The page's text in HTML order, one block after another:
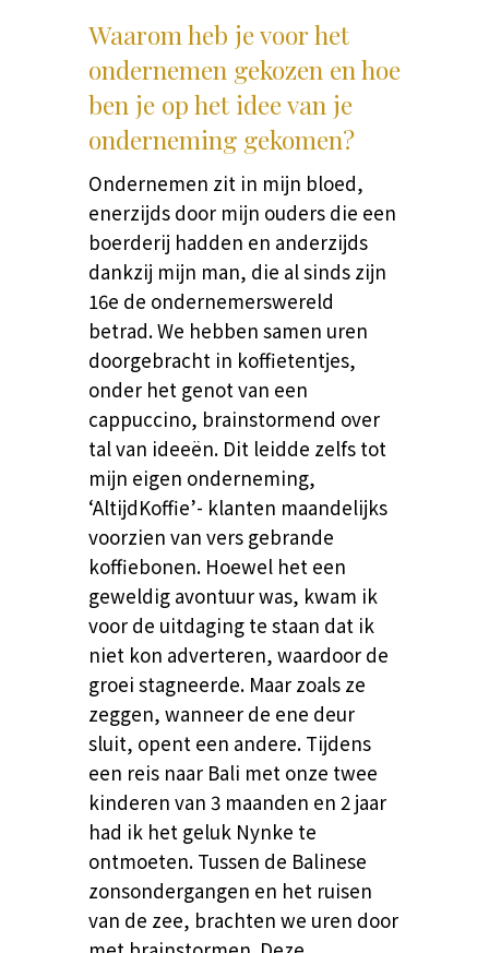
Waarom heb je voor het
ondernemen gekozen en hoe
ben je op het idee van je
onderneming gekomen?
Ondernemen zit in mijn bloed,
enerzijds door mijn ouders die een
boerderij hadden en anderzijds
dankzij mijn man, die al sinds zijn
16e de ondernemerswereld
betrad. We hebben samen uren
doorgebracht in koffietentjes,
onder het genot van een
cappuccino, brainstormend over
tal van ideeën. Dit leidde zelfs tot
mijn eigen onderneming,
‘AltijdKoffie’- klanten maandelijks
voorzien van vers gebrande
koffiebonen. Hoewel het een
geweldig avontuur was, kwam ik
voor de uitdaging te staan dat ik
niet kon adverteren, waardoor de
groei stagneerde. Maar zoals ze
zeggen, wanneer de ene deur
sluit, opent een andere. Tijdens
een reis naar Bali met onze twee
kinderen van 3 maanden en 2 jaar
had ik het geluk Nynke te
ontmoeten. Tussen de Balinese
zonsondergangen en het ruisen
van de zee, brachten we uren door